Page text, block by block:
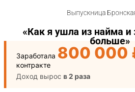
Выпускница
«Как я ушла из найма
больше»
Заработала 800 000
контракте
Доход вырос в 2 раза